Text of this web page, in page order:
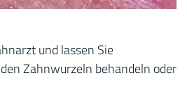
und lassen Sie
Zahnwurzeln behandeln oder